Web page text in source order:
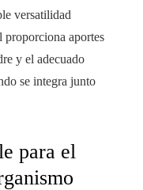
versatilidad
aportes
y el adecuado
se integra junto
para el